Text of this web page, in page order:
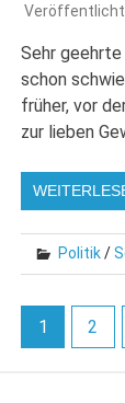
Sehr
schon
früher, vor
zur lieben
Politik/
1 2